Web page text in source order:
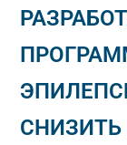
СНИЗИТЬ